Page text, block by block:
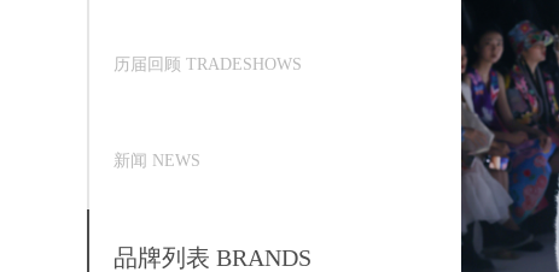
历届回顾 TRADESHOWS
新闻 NEWS
品牌列表 BRANDS